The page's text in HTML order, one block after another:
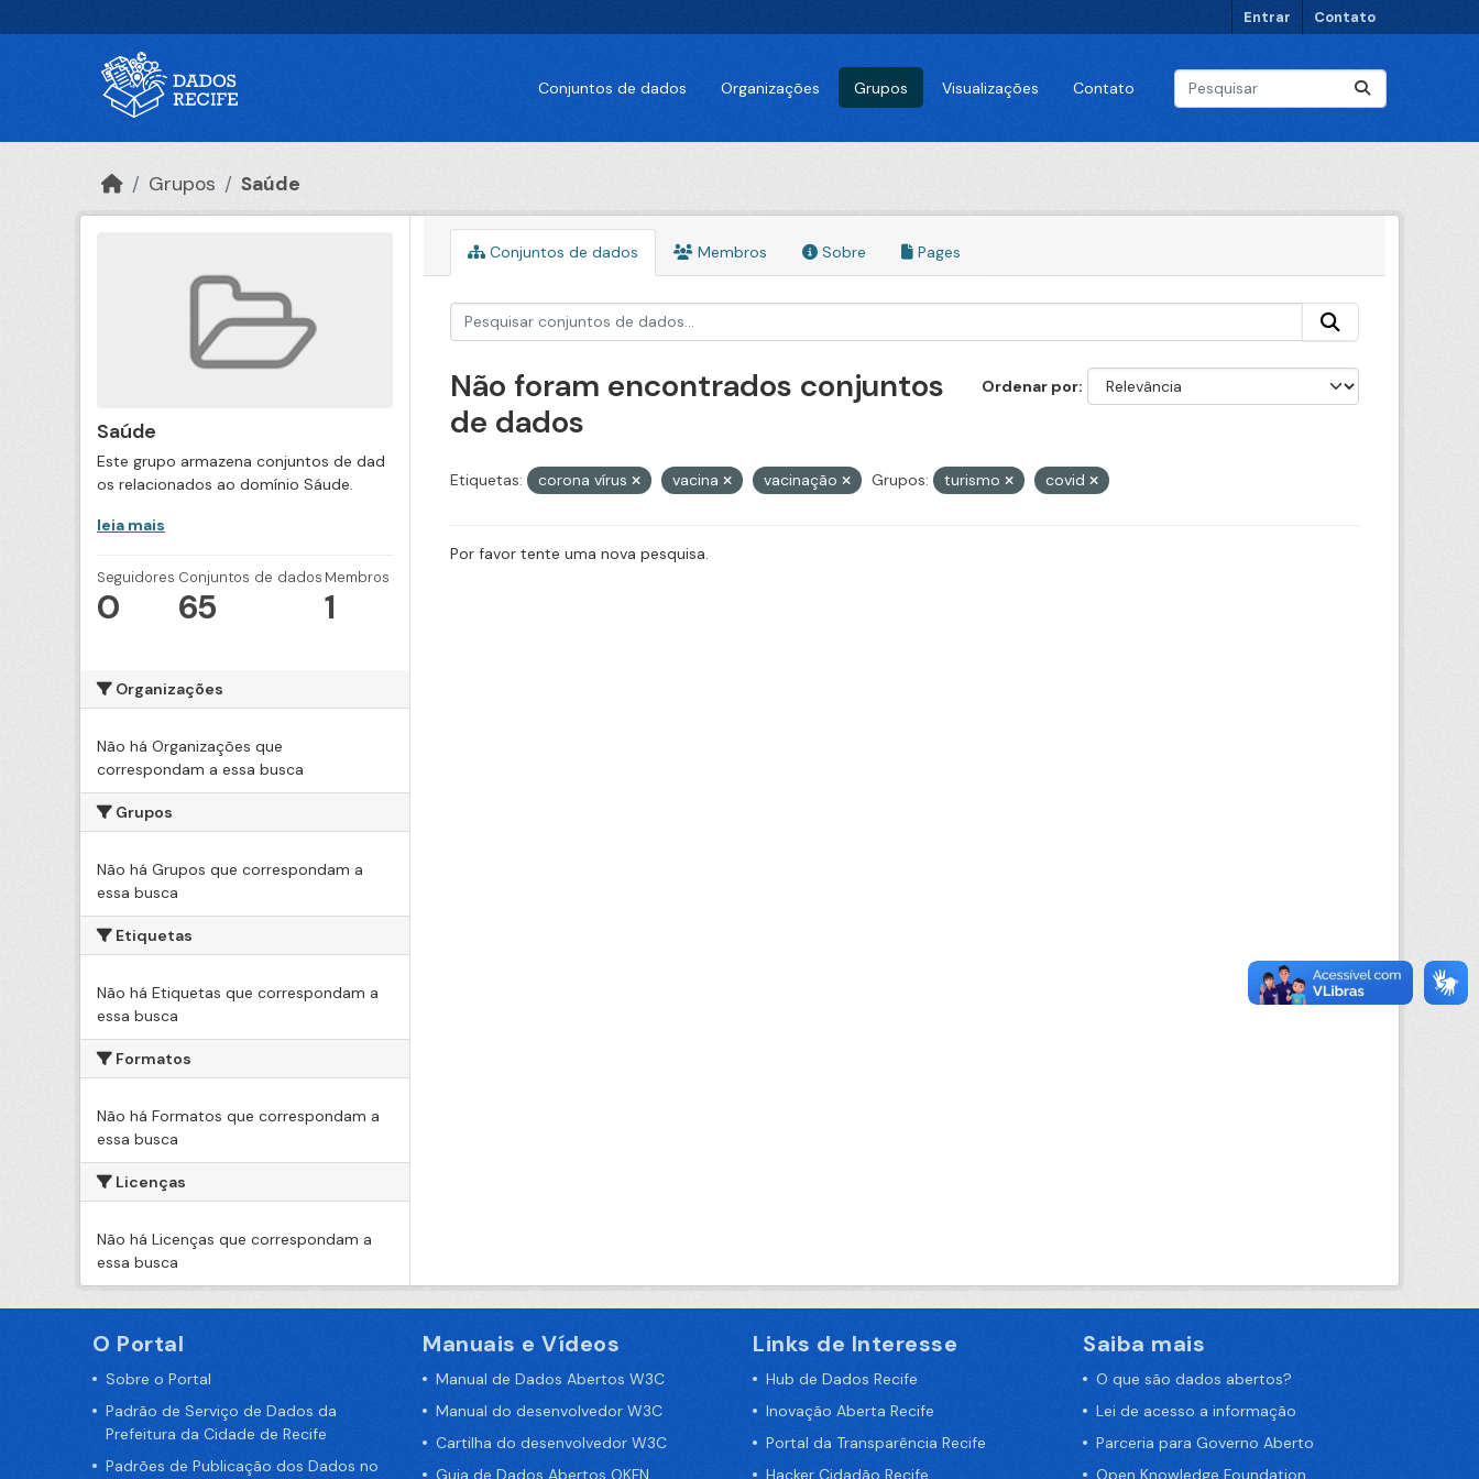
Entrar Contato
Conjuntos de dados Organizações Grupos Visualizações Contato
Grupos Saúde
Saúde
Este grupo armazena conjuntos de dad
os relacionados ao domínio Sáude.
leia mais
Seguidores
0
Conjuntos de dados
65
Membros
1
Organizações
Não há Organizações que
correspondam a essa busca
Grupos
Não há Grupos que correspondam a
essa busca
Etiquetas
Não há Etiquetas que correspondam a
essa busca
Formatos
Não há Formatos que correspondam a
essa busca
Licenças
Não há Licenças que correspondam a
essa busca
Conjuntos de dados Membros Sobre Pages
Ordenar por
Não foram encontrados conjuntos
de dados
Etiquetas: corona vírus vacina vacinação Grupos: turismo covid
Por favor tente uma nova pesquisa.
O Portal
Sobre o Portal
Padrão de Serviço de Dados da
Prefeitura da Cidade de Recife
Padrões de Publicação dos Dados no
Manuais e Vídeos
Manual de Dados Abertos W3C
Manual do desenvolvedor W3C
Cartilha do desenvolvedor W3C
Guia de Dados Abertos OKFN
Links de Interesse
Hub de Dados Recife
Inovação Aberta Recife
Portal da Transparência Recife
Hacker Cidadão Recife
Saiba mais
O que são dados abertos?
Lei de acesso a informação
Parceria para Governo Aberto
Open Knowledge Foundation